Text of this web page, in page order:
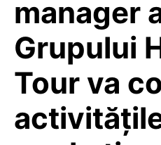
manager
Grupului
Tour va